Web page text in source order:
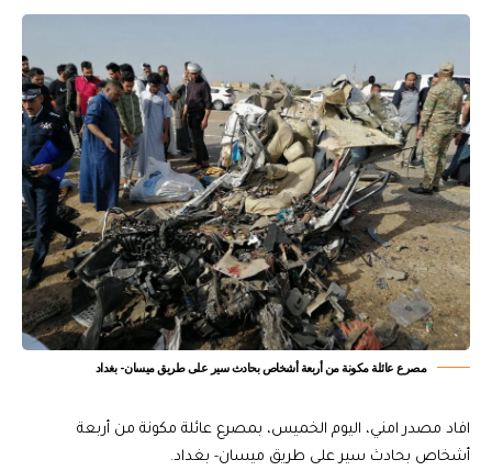
مصرع عائلة مكونة من أربعة أشخاص بحادث سير على طريق ميسان- بغداد
افاد مصدر امني، اليوم الخميس، بمصرع عائلة مكونة من أربعة
أشخاص بحادث سير على طريق ميسان- بغداد.